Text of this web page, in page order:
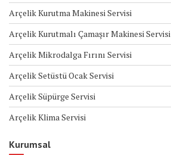
Arçelik Kurutma Makinesi Servisi
Arçelik Kurutmalı Çamaşır Makinesi Servisi
Arçelik Mikrodalga Fırını Servisi
Arçelik Setüstü Ocak Servisi
Arçelik Süpürge Servisi
Arçelik Klima Servisi
Kurumsal